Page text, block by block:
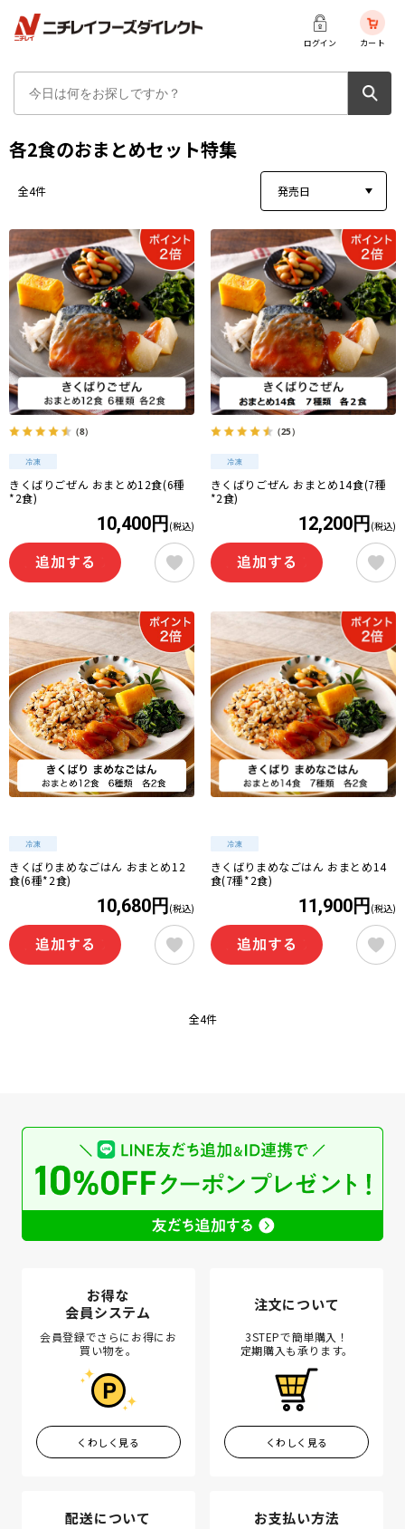
ログイン カート
各2食のおまとめセット特集
発売日
全4件
（8）
きくばりごぜん おまとめ12食(6種
*2食)
10,400円 (税込)
（25）
きくばりごぜん おまとめ14食(7種
*2食)
12,200円 (税込)
きくばりまめなごはん おまとめ12
食(6種*2食)
10,680円 (税込)
きくばりまめなごはん おまとめ14
食(7種*2食)
11,900円 (税込)
全4件
お得な
会員システム
会員登録でさらにお得にお
買い物を。
くわしく見る
注文について
3STEPで簡単購入！
定期購入も承ります。
くわしく見る
配送について お支払い方法